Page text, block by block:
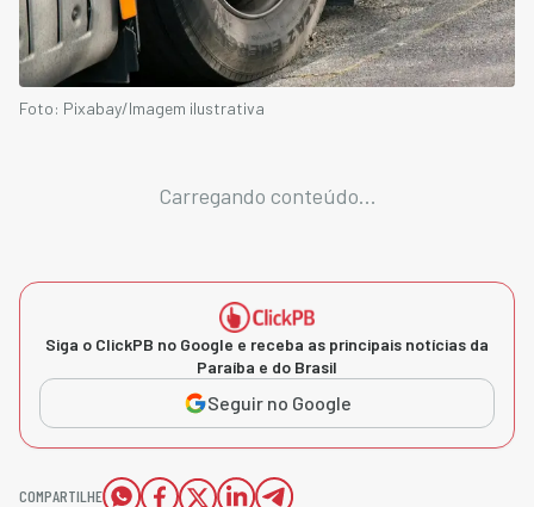
Foto: Pixabay/Imagem ilustrativa
Carregando conteúdo...
Siga o ClickPB no Google e receba as principais notícias da
Paraíba e do Brasil
Seguir no Google
COMPARTILHE